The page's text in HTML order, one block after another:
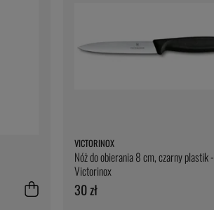
VICTORINOX
Nóż do obierania 8 cm, czarny plastik -
Victorinox
30 zł